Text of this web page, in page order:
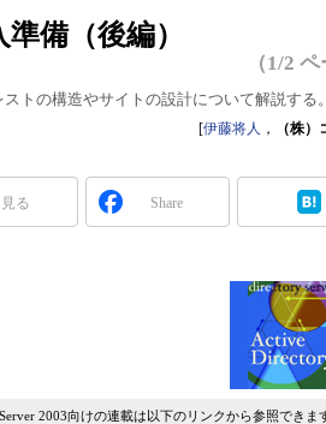
備（後編）
（1/2 ペ
トの構造やサイトの設計について解説する。
[伊藤将人 ， （株）
見る Share
2003向けの連載は以下のリンクから参照できま